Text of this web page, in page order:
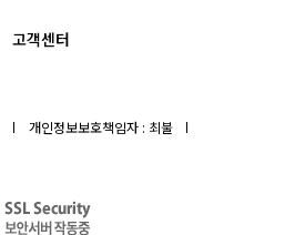
고객센터
개인정보보호책임자 : 최불